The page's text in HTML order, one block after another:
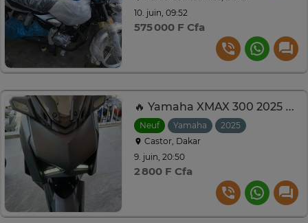
10. juin, 09:52
575 000 F Cfa
🔥 Yamaha XMAX 300 2025 Neuf – Seulement 1 600 km
Neuf Yamaha
2025
Castor, Dakar
9. juin, 20:50
2 800 F Cfa